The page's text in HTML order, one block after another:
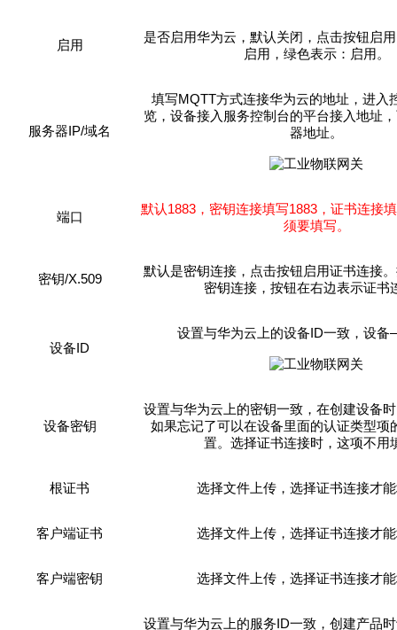
启用
是否启用华为云，默认关闭，点击按钮启
启用，绿色表示：启用。
服务器IP/域名
填写MQTT方式连接华为云的地址，进入
览，设备接入服务控制台的平台接入地址
器地址。
端口
默认1883 ，密钥连接填写1883 ，证书连接
须要填写。
密钥/X.509
默认是密钥连接，点击按钮启用证书连接
密钥连接，按钮在右边表示证书
设备ID
设置与华为云上的设备ID一致，设备
设备密钥
设置与华为云上的密钥一致，在创建设备
如果忘记了可以在设备里面的认证类型项
置。选择证书连接时，这项不用
根证书 选择文件上传，选择证书连接才
客户端证书 选择文件上传，选择证书连接才
客户端密钥 选择文件上传，选择证书连接才
设置与华为云上的服务ID一致，创建产品